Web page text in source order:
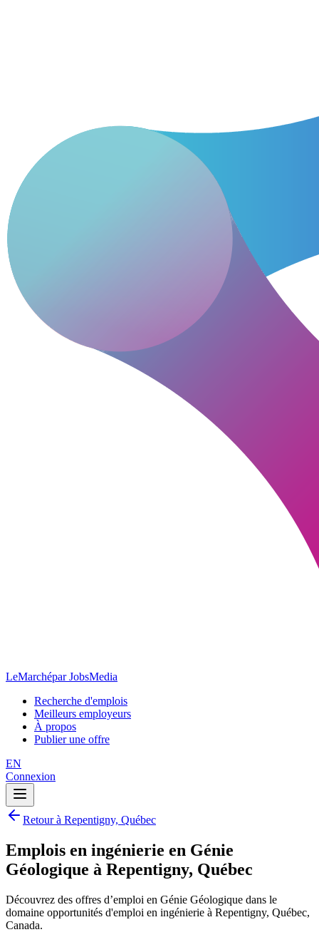
LeMarchépar JobsMedia
Recherche d'emplois
Meilleurs employeurs
À propos
Publier une offre
EN
Connexion
Retour à Repentigny, Québec
Emplois en ingénierie en Génie
Géologique à Repentigny, Québec
Découvrez des offres d’emploi en Génie Géologique dans le
domaine opportunités d'emploi en ingénierie à Repentigny, Québec,
Canada.